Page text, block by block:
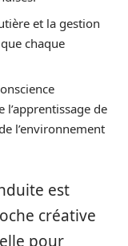
et la gestion
chaque
de
l’environnement
est
créative
pour